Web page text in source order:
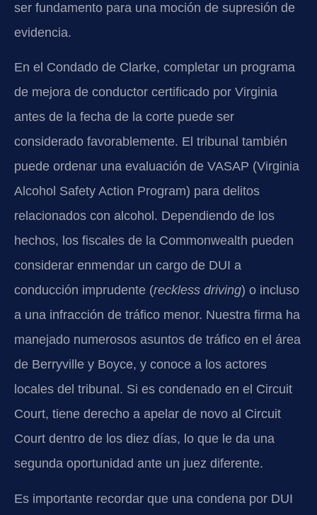
ser fundamento para una moción de supresión de
evidencia.
En el Condado de Clarke, completar un programa
de mejora de conductor certificado por Virginia
antes de la fecha de la corte puede ser
considerado favorablemente. El tribunal también
puede ordenar una evaluación de VASAP (Virginia
Alcohol Safety Action Program) para delitos
relacionados con alcohol. Dependiendo de los
hechos, los fiscales de la Commonwealth pueden
considerar enmendar un cargo de DUI a
conducción imprudente (reckless driving) o incluso
a una infracción de tráfico menor. Nuestra firma ha
manejado numerosos asuntos de tráfico en el área
de Berryville y Boyce, y conoce a los actores
locales del tribunal. Si es condenado en el Circuit
Court, tiene derecho a apelar de novo al Circuit
Court dentro de los diez días, lo que le da una
segunda oportunidad ante un juez diferente.
Es importante recordar que una condena por DUI